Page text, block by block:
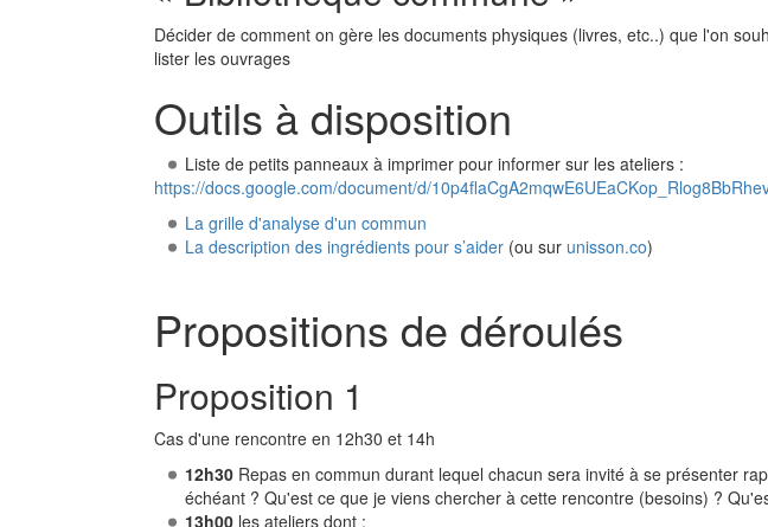
Décider de comment on gère les documents physiques (livres, etc..) que l'on
lister les ouvrages
Outils à disposition
Liste de petits panneaux à imprimer pour informer sur les ateliers :
https://docs.google.com/document/d/
La grille d'analyse d'un commun
La description des ingrédients pour s’aider(ou sur unisson.co)
Propositions de déroulés
Proposition 1
Cas d'une rencontre en 12h30 et 14h
12h30Repas en commun durant lequel chacun sera invité à se présenter
échéant ? Qu'est ce que je viens chercher à cette rencontre (besoins) ?
13h00les ateliers dont :